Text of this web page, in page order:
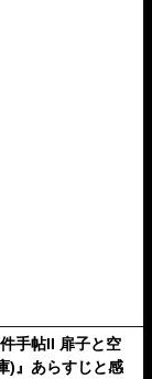
手帖II 扉子と空
)』あらすじと感